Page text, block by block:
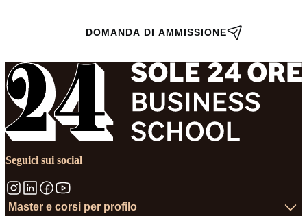
DOMANDA DI AMMISSIONE
Seguici sui social
Master e corsi per profilo